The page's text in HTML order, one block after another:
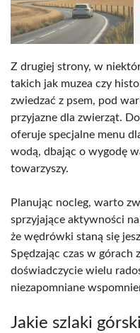
Z drugiej strony, w
takich jak muzea czy
zwiedzać z psem, pod
przyjazne dla zwierząt.
oferuje specjalne menu
wodą, dbając o wygodę
towarzyszy.
Planując nocleg, warto
sprzyjające aktywności
że wędrówki staną się
Spędzając czas w górach
doświadczycie wielu
niezapomniane
Jakie szlaki